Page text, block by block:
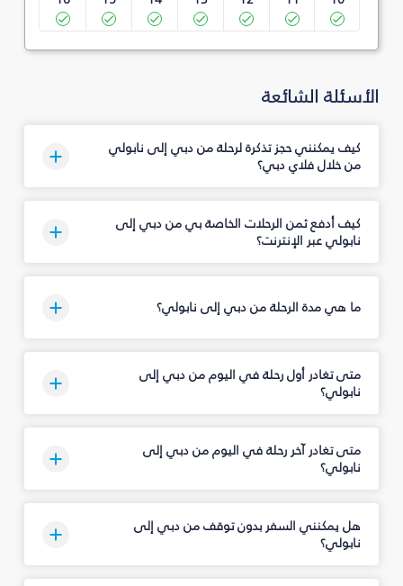
الأسئلة الشائعة
كيف يمكنني حجز تذكرة لرحلة من دبي إلى نابولي
من خلال فلاي دبي؟
كيف أدفع ثمن الرحلات الخاصة بي من دبي إلى
نابولي عبر الإنترنت؟
ما هي مدة الرحلة من دبي إلى نابولي؟
متى تغادر أول رحلة في اليوم من دبي إلى
نابولي؟
متى تغادر آخر رحلة في اليوم من دبي إلى
نابولي؟
هل يمكنني السفر بدون توقف من دبي إلى
نابولي؟